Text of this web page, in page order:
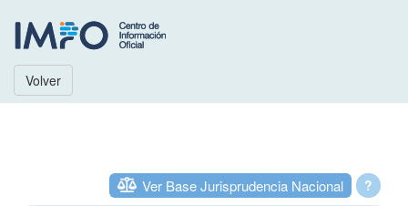
Volver
?
Ver Base Jurisprudencia Nacional